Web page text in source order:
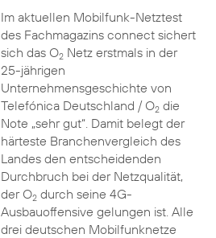
Im aktuellen Mobilfunk-Netztest
des Fachmagazins connect sichert
sich das O2Netz erstmals in der
25-jährigen
Unternehmensgeschichte von
Telefónica Deutschland / O2die
Note „sehr gut“. Damit belegt der
härteste Branchenvergleich des
Landes den entscheidenden
Durchbruch bei der Netzqualität,
der O2durch seine 4G-
Ausbauoffensive gelungen ist. Alle
drei deutschen Mobilfunknetze